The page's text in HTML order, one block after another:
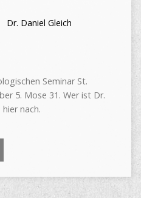
Dr. Daniel Gleich
Seminar St.
5. Mose 31. Wer ist Dr.
hier nach.